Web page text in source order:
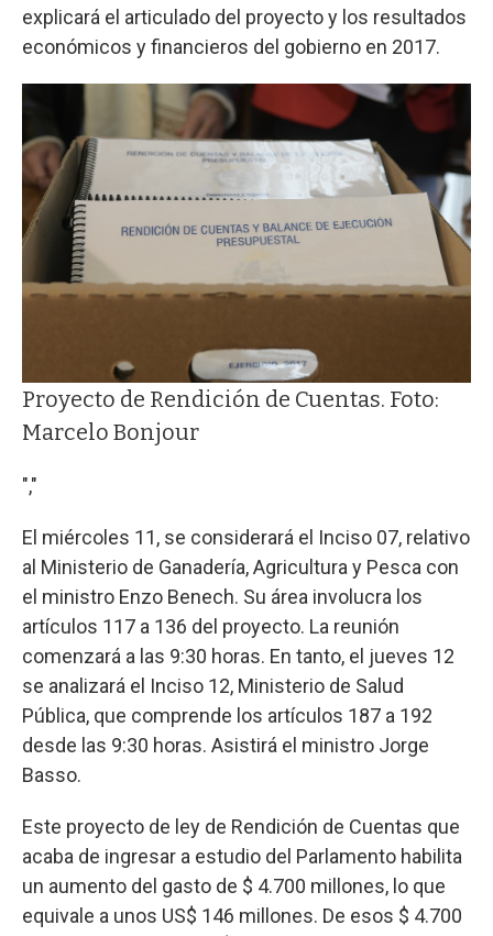
explicará el articulado del proyecto y los resultados
económicos y financieros del gobierno en 2017.
Proyecto de Rendición de Cuentas. Foto:
Marcelo Bonjour
","
El miércoles 11, se considerará el Inciso 07, relativo
al Ministerio de Ganadería, Agricultura y Pesca con
el ministro Enzo Benech. Su área involucra los
artículos 117 a 136 del proyecto. La reunión
comenzará a las 9:30 horas. En tanto, el jueves 12
se analizará el Inciso 12, Ministerio de Salud
Pública, que comprende los artículos 187 a 192
desde las 9:30 horas. Asistirá el ministro Jorge
Basso.
Este proyecto de ley de Rendición de Cuentas que
acaba de ingresar a estudio del Parlamento habilita
un aumento del gasto de $ 4.700 millones, lo que
equivale a unos US$ 146 millones. De esos $ 4.700